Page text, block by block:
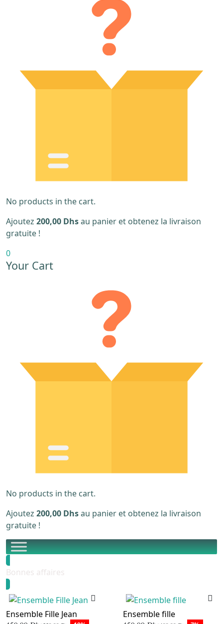
No products in the cart.
Ajoutez 200,00 Dhsau panier et obtenez la livraison
gratuite !
0
Your Cart
No products in the cart.
Ajoutez 200,00 Dhsau panier et obtenez la livraison
gratuite !
Bonnes affaires
Ensemble Fille Jean Ensemble fille